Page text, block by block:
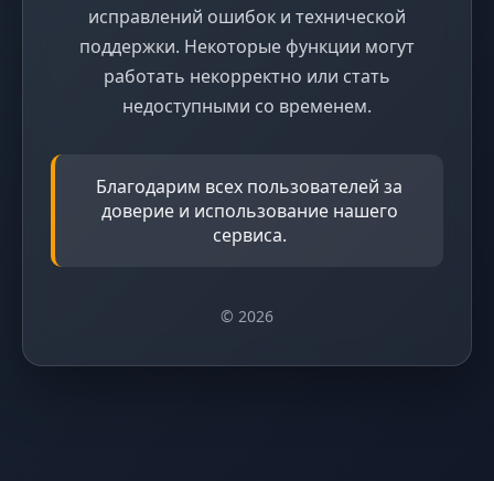
исправлений ошибок и технической
поддержки. Некоторые функции могут
работать некорректно или стать
недоступными со временем.
Благодарим всех пользователей за
доверие и использование нашего
сервиса.
© 2026